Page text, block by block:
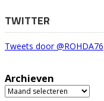
TWITTER
Tweets door @ROHDA76
Archieven
Archieven